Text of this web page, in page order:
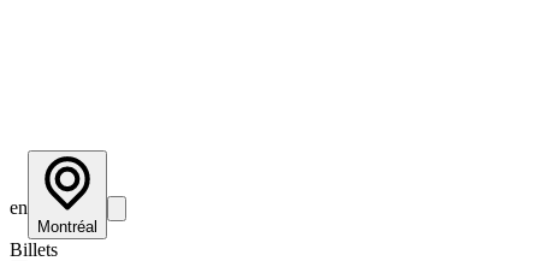
en
Montréal
Billets